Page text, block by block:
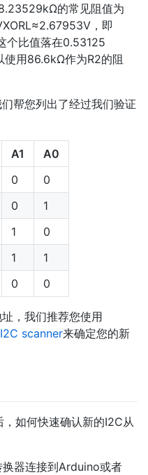
的常见阻值为
，即
个比值落在0.53125
使用86.6kΩ作为R2的阻
帮您列出了经过我们验证
A1
A0
0
0
0
1
1
0
1
1
0 0
，我们推荐您使用
I2C scanner来确定您的新
如何快速确认新的I2C从
换器连接到Arduino或者